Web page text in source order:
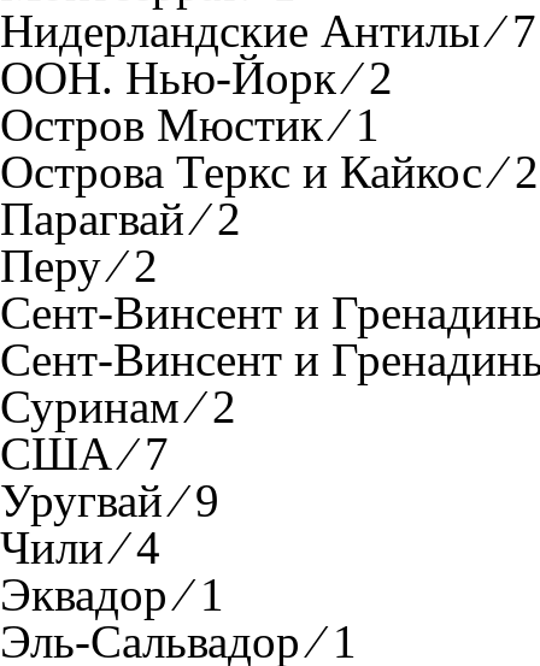
Нидерландские Антилы ⁄ 7
ООН. Нью-Йорк ⁄ 2
Остров Мюстик ⁄ 1
Острова Теркс и Кайкос ⁄ 2
Парагвай ⁄ 2
Перу ⁄ 2
Сент-Винсент и
Сент-Винсент и
Суринам ⁄ 2
США ⁄ 7
Уругвай ⁄ 9
Чили ⁄ 4
Эквадор ⁄ 1
Эль-Сальвадор ⁄ 1